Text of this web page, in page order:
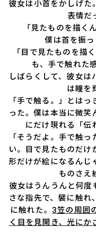
彼女は小首をかしげた
表情だ
「見たものを描く
僕は首を振っ
「目で見たものを描
も、手で触れた
しばらくして、彼女
は瞳を
「手で触る。」とは
った。僕は本当に微笑
にだけ現れる「伝
「そうだよ。手で触
い。目で見たものだけ
形だけが絵になるんじ
ものさえ
彼女はうんうんと何度
さな指先で、襞に触れ
に触れた。 3笠の周囲
く目を見開き、光に